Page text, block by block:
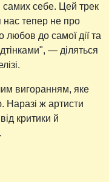
себе. Цей трек
тепер не про
любов до самої дії та
— діляться
вигоранням, яке
Наразі ж артисти
критики й